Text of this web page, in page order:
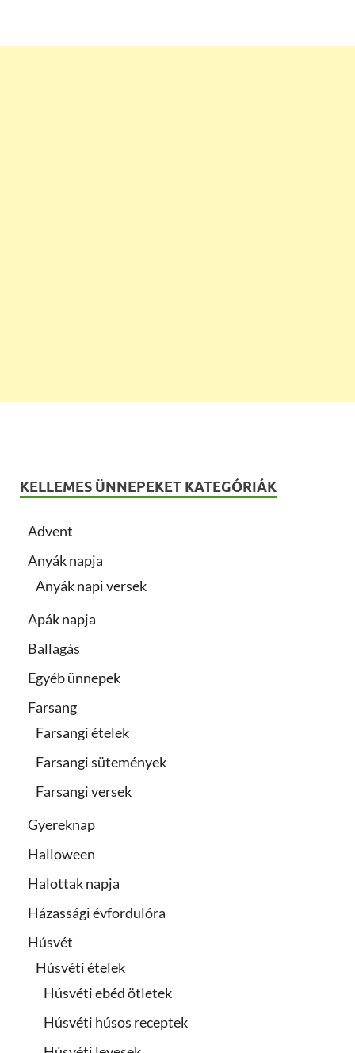
KELLEMES ÜNNEPEKET KATEGÓRIÁK
Advent
Anyák napja
Anyák napi versek
Apák napja
Ballagás
Egyéb ünnepek
Farsang
Farsangi ételek
Farsangi sütemények
Farsangi versek
Gyereknap
Halloween
Halottak napja
Házassági évfordulóra
Húsvét
Húsvéti ételek
Húsvéti ebéd ötletek
Húsvéti húsos receptek